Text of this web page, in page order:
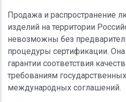
Продажа и распространение
изделий на территории
невозможны без
процедуры сертификации.
гарантии соответствия
требованиям
международных соглашений.